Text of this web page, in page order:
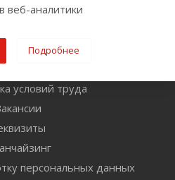
условий труда
персональных данных
веб-аналитики
Подробнее